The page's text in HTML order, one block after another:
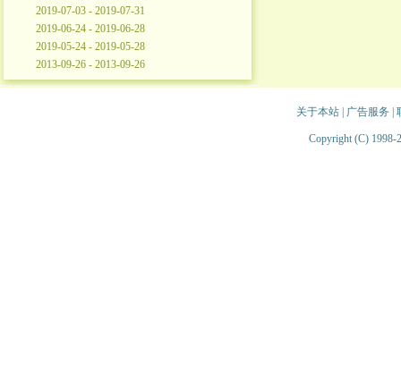
2019-07-03 - 2019-07-31
2019-06-24 - 2019-06-28
2019-05-24 - 2019-05-28
2013-09-26 - 2013-09-26
关于本站| 广告服务
Copyright (C) 1998-